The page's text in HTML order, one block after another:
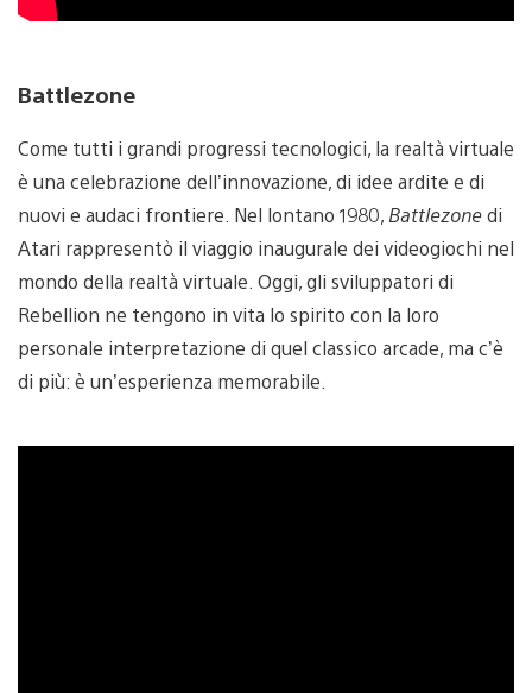
Battlezone
Come tutti i grandi progressi tecnologici, la realtà virtuale
è una celebrazione dell’innovazione, di idee ardite e di
nuovi e audaci frontiere. Nel lontano 1980, Battlezonedi
Atari rappresentò il viaggio inaugurale dei videogiochi nel
mondo della realtà virtuale. Oggi, gli sviluppatori di
Rebellion ne tengono in vita lo spirito con la loro
personale interpretazione di quel classico arcade, ma c’è
di più: è un’esperienza memorabile.